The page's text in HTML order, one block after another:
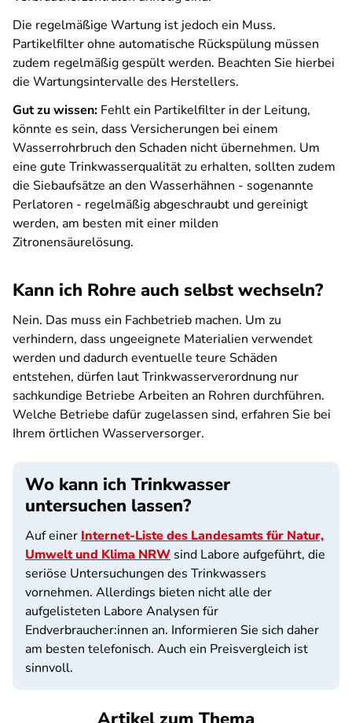
Die regelmäßige Wartung ist jedoch ein Muss.
Partikelfilter ohne automatische Rückspülung müssen
zudem regelmäßig gespült werden. Beachten Sie hierbei
die Wartungsintervalle des Herstellers.
Gut zu wissen: Fehlt ein Partikelfilter in der Leitung,
könnte es sein, dass Versicherungen bei einem
Wasserrohrbruch den Schaden nicht übernehmen. Um
eine gute Trinkwasserqualität zu erhalten, sollten zudem
die Siebaufsätze an den Wasserhähnen - sogenannte
Perlatoren - regelmäßig abgeschraubt und gereinigt
werden, am besten mit einer milden
Zitronensäurelösung.
Kann ich Rohre auch selbst wechseln?
Nein. Das muss ein Fachbetrieb machen. Um zu
verhindern, dass ungeeignete Materialien verwendet
werden und dadurch eventuelle teure Schäden
entstehen, dürfen laut Trinkwasserverordnung nur
sachkundige Betriebe Arbeiten an Rohren durchführen.
Welche Betriebe dafür zugelassen sind, erfahren Sie bei
Ihrem örtlichen Wasserversorger.
Wo kann ich Trinkwasser
untersuchen lassen?
Auf einer Internet-Liste des Landesamts für Natur,
Umwelt und Klima NRW sind Labore aufgeführt, die
seriöse Untersuchungen des Trinkwassers
vornehmen. Allerdings bieten nicht alle der
aufgelisteten Labore Analysen für
Endverbraucher:innen an. Informieren Sie sich daher
am besten telefonisch. Auch ein Preisvergleich ist
sinnvoll.